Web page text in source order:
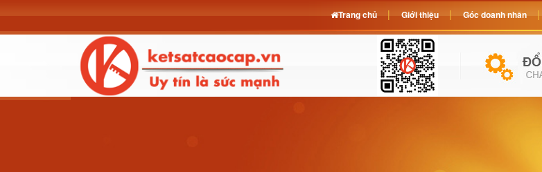
Trang chủ Giới thiệu Góc doanh nhân